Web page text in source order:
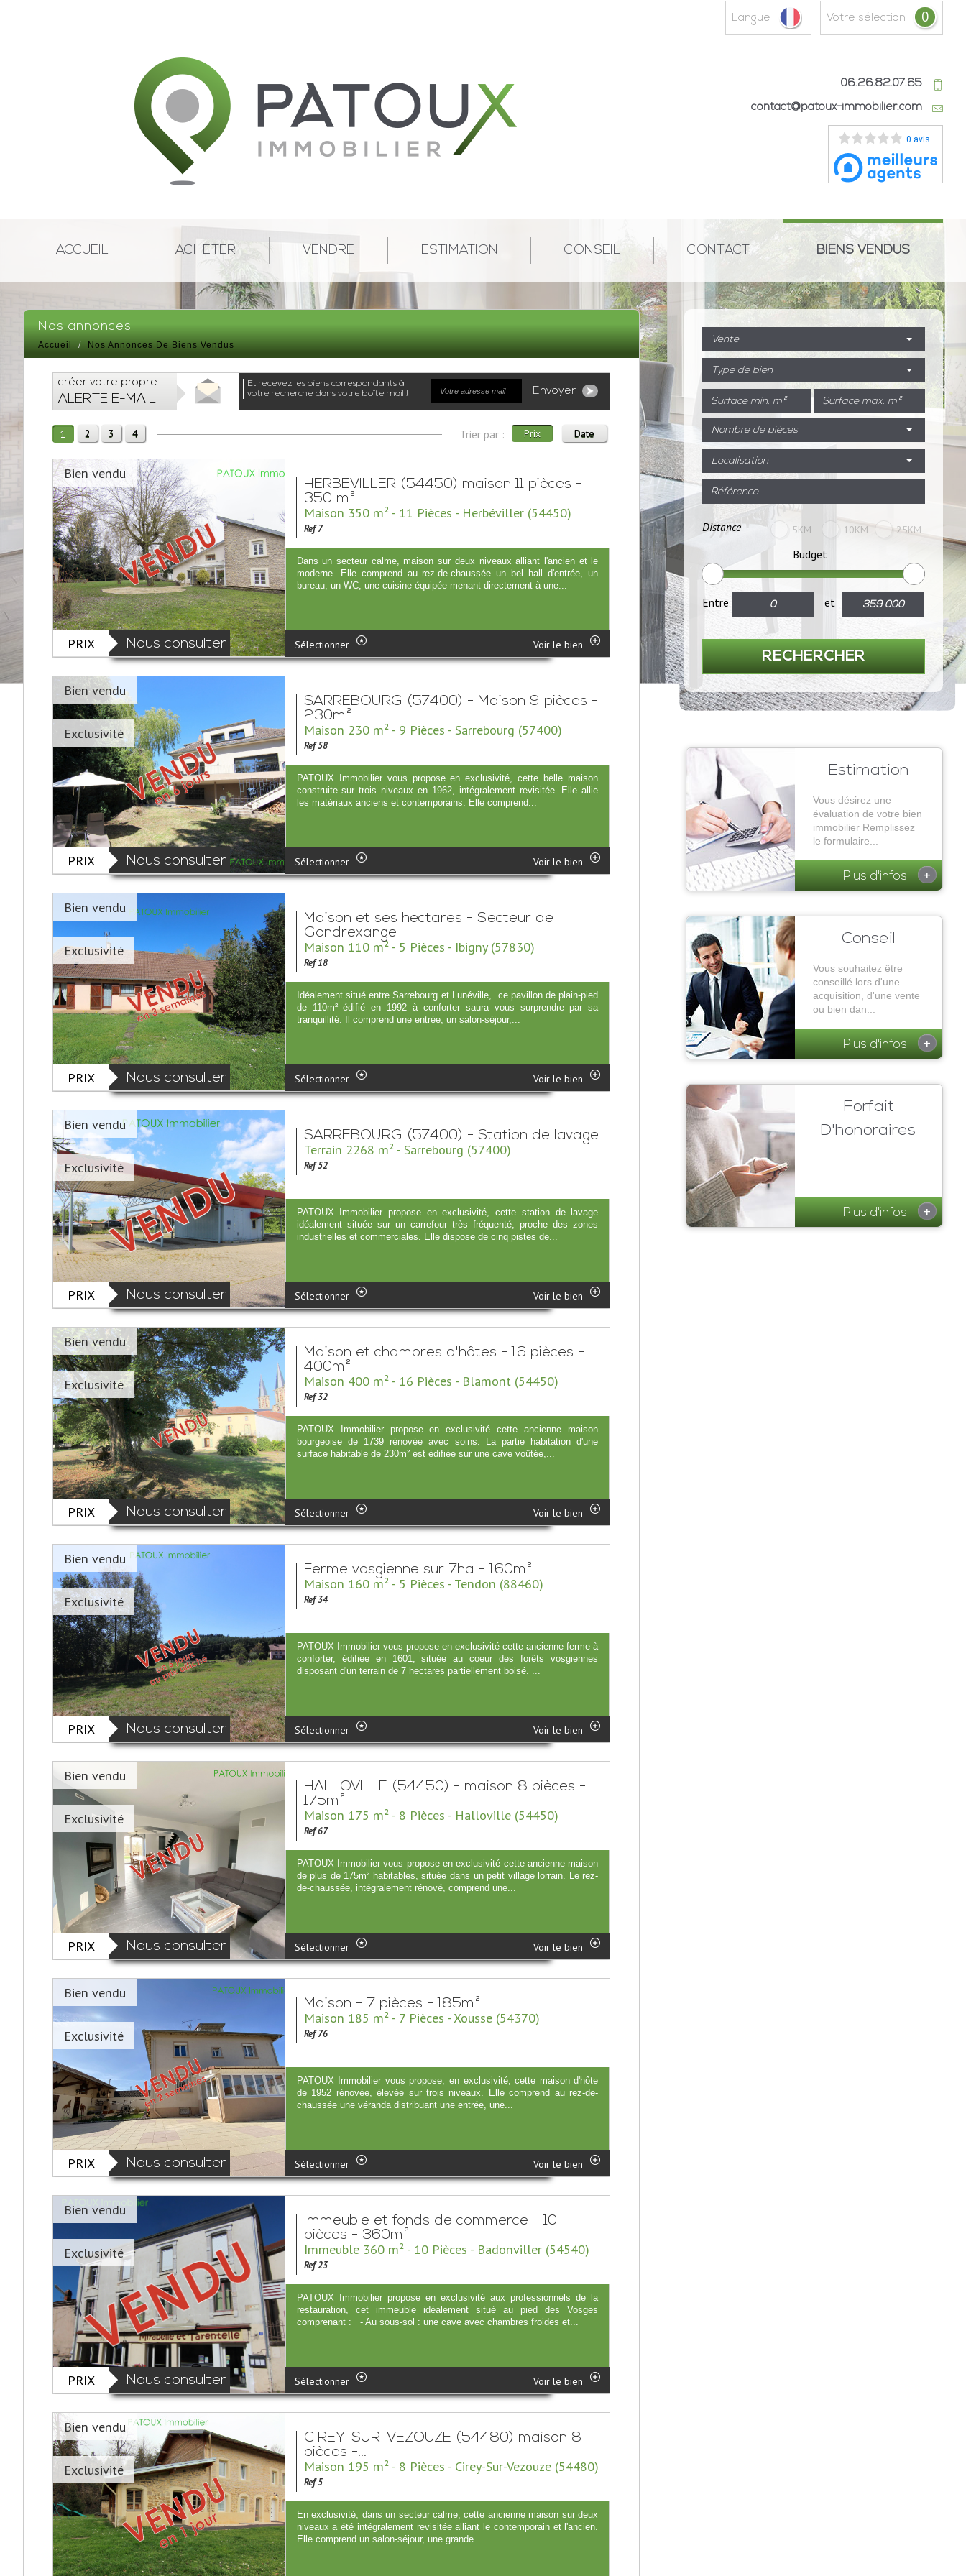
Langue votre sélection 0
06.26.82.07.65
contact@patoux-immobilier.com
0 avis
ACCUEIL ACHETER VENDRE ESTIMATION CONSEIL CONTACT BIENS VENDUS
Vente
Type de bien
Nombre de pièces
Localisation
Distance 5KM 10KM 25KM
Budget
Entre et
RECHERCHER
Nos annonces
Accueil Nos Annonces De Biens Vendus
créer votre propre
ALERTE E-MAIL
et recevez les biens correspondants à
votre recherche dans votre boîte mail !
Envoyer
1 2 3 4 Trier par : Prix Date
Bien vendu
PRIX Nous consulter
HERBEVILLER (54450) maison 11 pièces -
350 m²
Maison 350 m² - 11 Pièces - Herbéviller (54450)
Ref 7
Dans un secteur calme, maison sur deux niveaux alliant l'ancien et le
moderne. Elle comprend au rez-de-chaussée un bel hall d'entrée, un
bureau, un WC, une cuisine équipée menant directement à une...
Sélectionner Voir le bien
Bien vendu
Exclusivité
PRIX Nous consulter
SARREBOURG (57400) - Maison 9 pièces -
230m²
Maison 230 m² - 9 Pièces - Sarrebourg (57400)
Ref 58
PATOUX Immobilier vous propose en exclusivité, cette belle maison
construite sur trois niveaux en 1962, intégralement revisitée. Elle allie
les matériaux anciens et contemporains. Elle comprend...
Sélectionner Voir le bien
Bien vendu
Exclusivité
PRIX Nous consulter
Maison et ses hectares - Secteur de
Gondrexange
Maison 110 m² - 5 Pièces - Ibigny (57830)
Ref 18
Idéalement situé entre Sarrebourg et Lunéville, ce pavillon de plain-pied
de 110m² édifié en 1992 à conforter saura vous surprendre par sa
tranquillité. Il comprend une entrée, un salon-séjour,...
Sélectionner Voir le bien
Bien vendu
Exclusivité
PRIX Nous consulter
SARREBOURG (57400) - Station de lavage
Terrain 2268 m² - Sarrebourg (57400)
Ref 52
PATOUX Immobilier propose en exclusivité, cette station de lavage
idéalement située sur un carrefour très fréquenté, proche des zones
industrielles et commerciales. Elle dispose de cinq pistes de...
Sélectionner Voir le bien
Bien vendu
Exclusivité
PRIX Nous consulter
Maison et chambres d'hôtes - 16 pièces -
400m²
Maison 400 m² - 16 Pièces - Blamont (54450)
Ref 32
PATOUX Immobilier propose en exclusivité cette ancienne maison
bourgeoise de 1739 rénovée avec soins. La partie habitation d'une
surface habitable de 230m² est édifiée sur une cave voûtée,...
Sélectionner Voir le bien
Bien vendu
Exclusivité
PRIX Nous consulter
Ferme vosgienne sur 7ha - 160m²
Maison 160 m² - 5 Pièces - Tendon (88460)
Ref 34
PATOUX Immobilier vous propose en exclusivité cette ancienne ferme à
conforter, édifiée en 1601, située au coeur des forêts vosgiennes
disposant d'un terrain de 7 hectares partiellement boisé. ...
Sélectionner Voir le bien
Bien vendu
Exclusivité
PRIX Nous consulter
HALLOVILLE (54450) - maison 8 pièces -
175m²
Maison 175 m² - 8 Pièces - Halloville (54450)
Ref 67
PATOUX Immobilier vous propose en exclusivité cette ancienne maison
de plus de 175m² habitables, située dans un petit village lorrain. Le rez-
de-chaussée, intégralement rénové, comprend une...
Sélectionner Voir le bien
Bien vendu
Exclusivité
PRIX Nous consulter
Maison - 7 pièces - 185m²
Maison 185 m² - 7 Pièces - Xousse (54370)
Ref 76
PATOUX Immobilier vous propose, en exclusivité, cette maison d'hôte
de 1952 rénovée, élevée sur trois niveaux. Elle comprend au rez-de-
chaussée une véranda distribuant une entrée, une...
Sélectionner Voir le bien
Bien vendu
Exclusivité
PRIX Nous consulter
Immeuble et fonds de commerce - 10
pièces - 360m²
Immeuble 360 m² - 10 Pièces - Badonviller (54540)
Ref 23
PATOUX Immobilier propose en exclusivité aux professionnels de la
restauration, cet immeuble idéalement situé au pied des Vosges
comprenant : - Au sous-sol : une cave avec chambres froides et...
Sélectionner Voir le bien
Bien vendu
Exclusivité
CIREY-SUR-VEZOUZE (54480) maison 8
pièces -...
Maison 195 m² - 8 Pièces - Cirey-Sur-Vezouze (54480)
Ref 5
En exclusivité, dans un secteur calme, cette ancienne maison sur deux
niveaux a été intégralement revisitée alliant le contemporain et l'ancien.
Elle comprend un salon-séjour, une grande...
Estimation
Vous désirez une
évaluation de votre bien
immobilier Remplissez
le formulaire...
Plus d'infos +
Conseil
Vous souhaitez être
conseillé lors d'une
acquisition, d'une vente
ou bien dan...
Plus d'infos +
Forfait
D'honoraires
Plus d'infos +